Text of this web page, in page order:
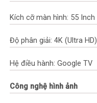
Kích cỡ màn hình: 55 Inch
Độ phân giải: 4K (Ultra HD)
Hệ điều hành: Google TV
Công nghệ hình ảnh